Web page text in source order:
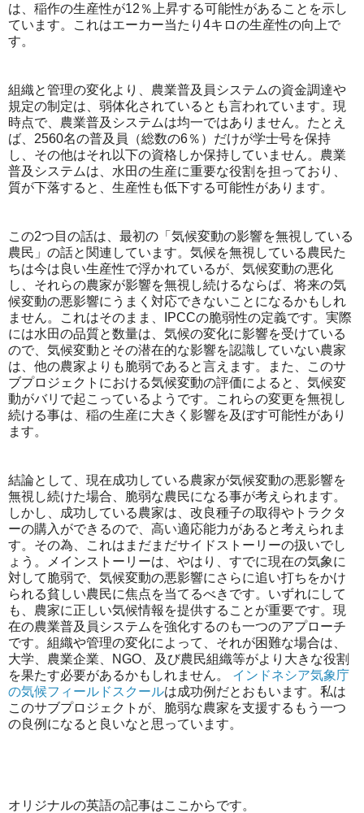
は、稲作の生産性が12％上昇する可能性があることを示し
ています。これはエーカー当たり4キロの生産性の向上で
す。
組織と管理の変化より、農業普及員システムの資金調達や
規定の制定は、弱体化されているとも言われています。現
時点で、農業普及システムは均一ではありません。たとえ
ば、2560名の普及員（総数の6％）だけが学士号を保持
し、その他はそれ以下の資格しか保持していません。農業
普及システムは、水田の生産に重要な役割を担っており、
質が下落すると、生産性も低下する可能性があります。
この2つ目の話は、最初の「気候変動の影響を無視している
農民」の話と関連しています。気候を無視している農民た
ちは今は良い生産性で浮かれているが、気候変動の悪化
し、それらの農家が影響を無視し続けるならば、将来の気
候変動の悪影響にうまく対応できないことになるかもしれ
ません。これはそのまま、IPCCの脆弱性の定義です。実際
には水田の品質と数量は、気候の変化に影響を受けている
ので、気候変動とその潜在的な影響を認識していない農家
は、他の農家よりも脆弱であると言えます。また、このサ
ブプロジェクトにおける気候変動の評価によると、気候変
動がバリで起こっているようです。これらの変更を無視し
続ける事は、稲の生産に大きく影響を及ぼす可能性があり
ます。
結論として、現在成功している農家が気候変動の悪影響を
無視し続けた場合、脆弱な農民になる事が考えられます。
しかし、成功している農家は、改良種子の取得やトラクタ
ーの購入ができるので、高い適応能力があると考えられま
す。その為、これはまだまだサイドストーリーの扱いでし
ょう。メインストーリーは、やはり、すでに現在の気象に
対して脆弱で、気候変動の悪影響にさらに追い打ちをかけ
られる貧しい農民に焦点を当てるべきです。いずれにして
も、農家に正しい気候情報を提供することが重要です。現
在の農業普及員システムを強化するのも一つのアプローチ
です。組織や管理の変化によって、それが困難な場合は、
大学、農業企業、NGO、及び農民組織等がより大きな役割
を果たす必要があるかもしれません。
インドネシア気象庁
の気候フィールドスクールは成功例だとおもいます。私は
このサブプロジェクトが、脆弱な農家を支援するもう一つ
の良例になると良いなと思っています。
オリジナルの英語の記事はここからです。